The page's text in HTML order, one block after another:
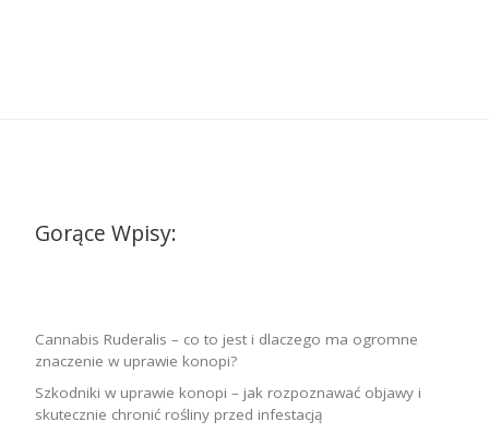
Gorące Wpisy:
Cannabis Ruderalis – co to jest i dlaczego ma ogromne
znaczenie w uprawie konopi?
Szkodniki w uprawie konopi – jak rozpoznawać objawy i
skutecznie chronić rośliny przed infestacją